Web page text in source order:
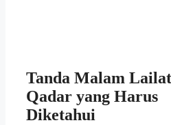
Tanda Malam
Qadar yang Harus
Diketahui